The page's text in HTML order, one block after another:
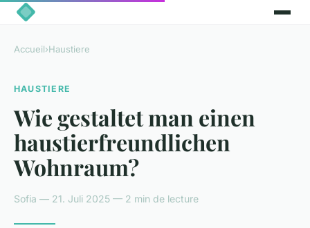
Accueil›Haustiere
HAUSTIERE
Wie gestaltet man einen
haustierfreundlichen
Wohnraum?
Sofia — 21. Juli 2025 — 2 min de lecture